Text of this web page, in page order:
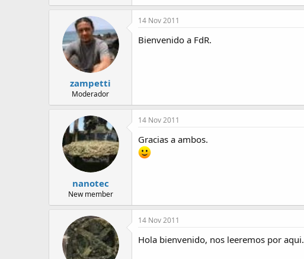
zampetti
Moderador
14 Nov 2011
Bienvenido a FdR.
nanotec
New member
14 Nov 2011
Gracias a ambos.
14 Nov 2011
Hola bienvenido, nos leeremos por aqui.